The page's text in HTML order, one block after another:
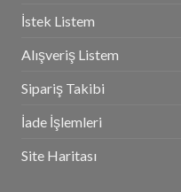
İstek Listem
Alışveriş Listem
Sipariş Takibi
İade İşlemleri
Site Haritası